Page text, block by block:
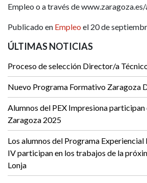
Empleo o a través de
Publicado en Empleo el 20 de
ÚLTIMAS NOTICIAS
Proceso de selección Director/a
Nuevo Programa Formativo Zaragoza
Alumnos del PEX Impresiona participan
Zaragoza 2025
Los alumnos del Programa
IV participan en los trabajos de la
Lonja